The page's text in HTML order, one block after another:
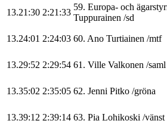
13.21:30 2:21:33
59. Europa- och
Tuppurainen /sd
13.24:01 2:24:03 60. Ano Turtiainen /mtf
13.29:52 2:29:54 61. Ville Valkonen /saml
13.35:02 2:35:05 62. Jenni Pitko /gröna
13.39:12 2:39:14 63. Pia Lohikoski /vänst